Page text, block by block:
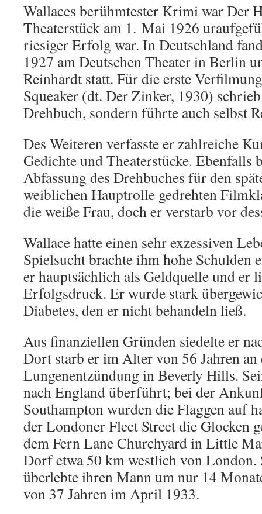
Wallaces berühmtester Krimi war Der
Theaterstück am 1. Mai 1926
riesiger Erfolg war. In Deutschland
1927 am Deutschen Theater in Berlin
Reinhardt statt. Für die erste
Squeaker (dt. Der Zinker, 1930)
Drehbuch, sondern führte auch selbst
Des Weiteren verfasste er zahlreiche
Gedichte und Theaterstücke. Ebenfalls
Abfassung des Drehbuches für den
weiblichen Hauptrolle gedrehten
die weiße Frau, doch er verstarb vor
Wallace hatte einen sehr exzessiven
Spielsucht brachte ihm hohe Schulden
er hauptsächlich als Geldquelle und er
Erfolgsdruck. Er wurde stark
Diabetes, den er nicht behandeln ließ.
Aus finanziellen Gründen siedelte er
Dort starb er im Alter von 56 Jahren an
Lungenentzündung in Beverly Hills.
nach England überführt; bei der
Southampton wurden die Flaggen auf
der Londoner Fleet Street die Glocken
dem Fern Lane Churchyard in Little
Dorf etwa 50 km westlich von London.
überlebte ihren Mann um nur 14
von 37 Jahren im April 1933.